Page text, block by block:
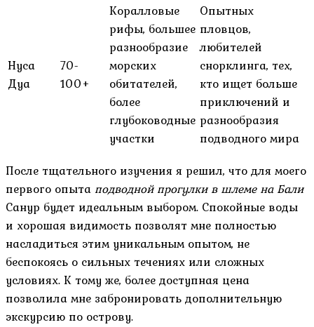
Нуса
Дуа
70-
100+
Коралловые
рифы, большее
разнообразие
морских
обитателей,
более
глубоководные
участки
Опытных
пловцов,
любителей
снорклинга, тех,
кто ищет больше
приключений и
разнообразия
подводного мира
После тщательного изучения я решил, что для моего
первого опыта подводной прогулки в шлеме на Бали
Санур будет идеальным выбором. Спокойные воды
и хорошая видимость позволят мне полностью
насладиться этим уникальным опытом, не
беспокоясь о сильных течениях или сложных
условиях. К тому же, более доступная цена
позволила мне забронировать дополнительную
экскурсию по острову.